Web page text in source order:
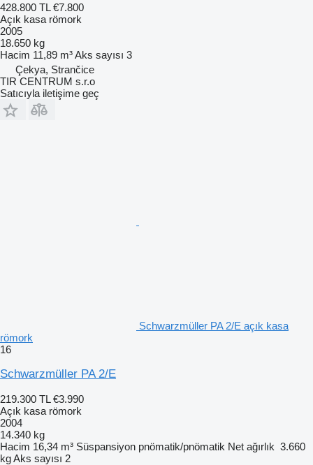
428.800 TL €7.800
Açık kasa römork
2005
18.650 kg
Hacim 11,89 m³Aks sayısı 3
Çekya, Strančice
TIR CENTRUM s.r.o
Satıcıyla iletişime geç
Schwarzmüller PA 2/E açık kasa
römork
16
Schwarzmüller PA 2/E
219.300 TL €3.990
Açık kasa römork
2004
14.340 kg
Hacim 16,34 m³ Süspansiyon pnömatik/pnömatik Net ağırlık 3.660
kgAks sayısı 2